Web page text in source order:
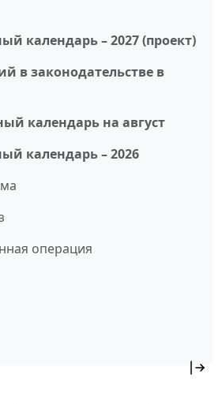
календарь – 2027 (проект)
в законодательстве в
календарь на август
календарь – 2026
операция